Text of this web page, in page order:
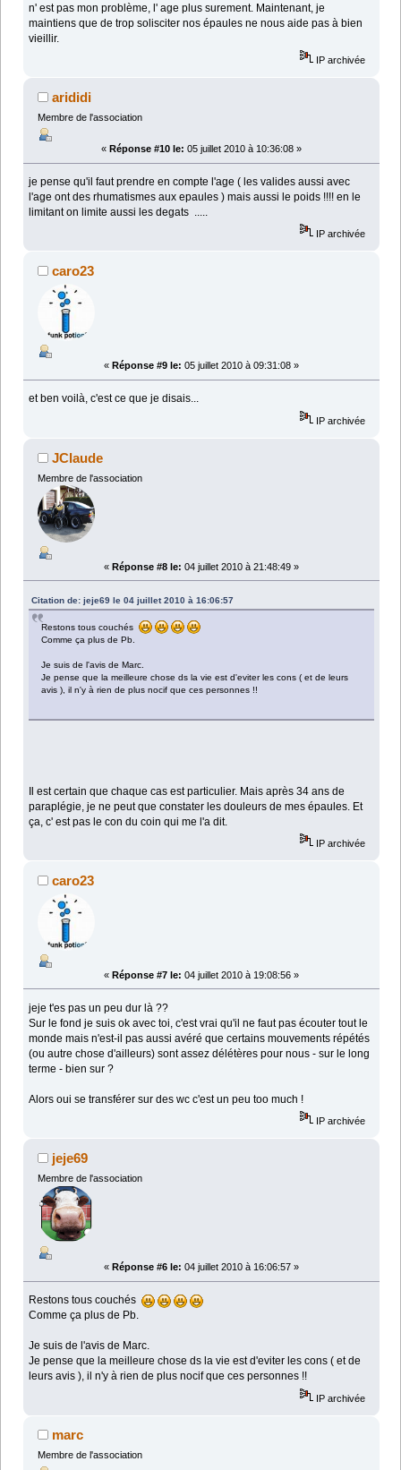
n' est pas mon problème, l' age plus surement. Maintenant, je
maintiens que de trop solisciter nos épaules ne nous aide pas à bien
vieillir.
IP archivée
arididi
Membre de l'association
« Réponse #10 le: 05 juillet 2010 à 10:36:08 »
je pense qu'il faut prendre en compte l'age ( les valides aussi avec
l'age ont des rhumatismes aux epaules ) mais aussi le poids !!!! en le
limitant on limite aussi les degats .....
IP archivée
caro23
« Réponse #9 le: 05 juillet 2010 à 09:31:08 »
et ben voilà, c'est ce que je disais...
IP archivée
JClaude
Membre de l'association
« Réponse #8 le: 04 juillet 2010 à 21:48:49 »
Citation de: jeje69 le 04 juillet 2010 à 16:06:57
Restons tous couchés
Comme ça plus de Pb.
Je suis de l'avis de Marc.
Je pense que la meilleure chose ds la vie est d'eviter les cons ( et de leurs
avis ), il n'y à rien de plus nocif que ces personnes !!
Il est certain que chaque cas est particulier. Mais après 34 ans de
paraplégie, je ne peut que constater les douleurs de mes épaules. Et
ça, c' est pas le con du coin qui me l'a dit.
IP archivée
caro23
« Réponse #7 le: 04 juillet 2010 à 19:08:56 »
jeje t'es pas un peu dur là ??
Sur le fond je suis ok avec toi, c'est vrai qu'il ne faut pas écouter tout le
monde mais n'est-il pas aussi avéré que certains mouvements répétés
(ou autre chose d'ailleurs) sont assez délétères pour nous - sur le long
terme - bien sur ?
Alors oui se transférer sur des wc c'est un peu too much !
IP archivée
jeje69
Membre de l'association
« Réponse #6 le: 04 juillet 2010 à 16:06:57 »
Restons tous couchés
Comme ça plus de Pb.
Je suis de l'avis de Marc.
Je pense que la meilleure chose ds la vie est d'eviter les cons ( et de
leurs avis ), il n'y à rien de plus nocif que ces personnes !!
IP archivée
marc
Membre de l'association